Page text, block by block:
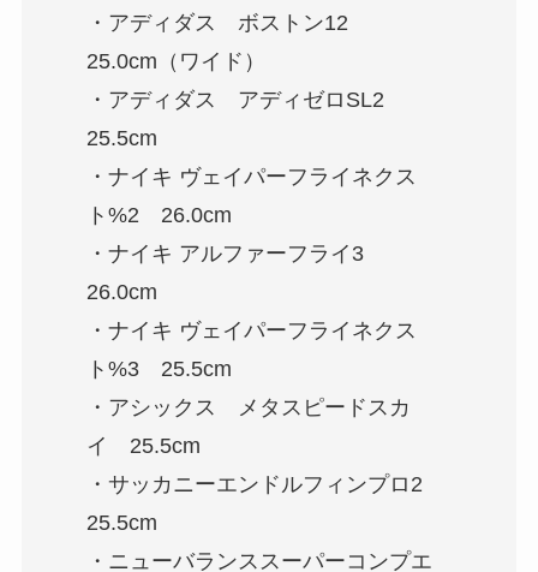
・アディダス ボストン12
25.0cm（ワイド）
・アディダス アディゼロSL2
25.5cm
・ナイキ ヴェイパーフライネクス
ト%2 26.0cm
・ナイキ アルファーフライ3
26.0cm
・ナイキ ヴェイパーフライネクス
ト%3 25.5cm
・アシックス メタスピードスカ
イ 25.5cm
・サッカニーエンドルフィンプロ2
25.5cm
・ニューバランススーパーコンプエ